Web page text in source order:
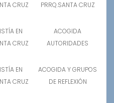
CRUZ
PRRQ.SANTA CRUZ
EN
CRUZ
ACOGIDA
AUTORIDADES
EN
CRUZ
ACOGIDA Y GRUPOS
DE REFLEXIÓN